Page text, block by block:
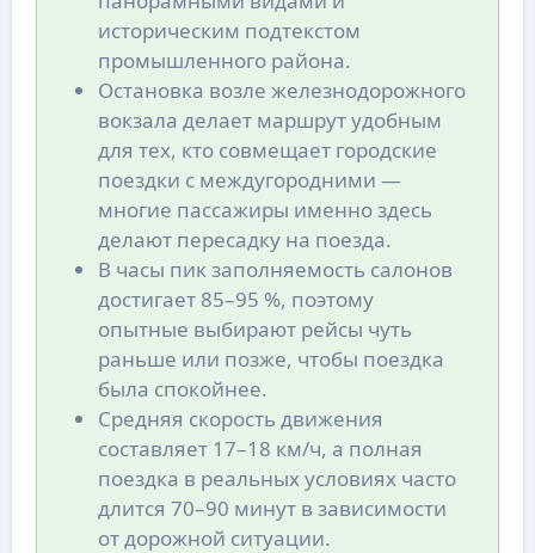
историческим подтекстом
промышленного района.
Остановка возле железнодорожного
вокзала делает маршрут удобным
для тех, кто совмещает городские
поездки с междугородними —
многие пассажиры именно здесь
делают пересадку на поезда.
В часы пик заполняемость салонов
достигает 85–95 %, поэтому
опытные выбирают рейсы чуть
раньше или позже, чтобы поездка
была спокойнее.
Средняя скорость движения
составляет 17–18 км/ч, а полная
поездка в реальных условиях часто
длится 70–90 минут в зависимости
от дорожной ситуации.